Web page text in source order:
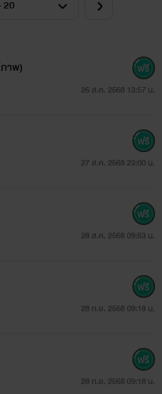
าพ)
26 ส.ค. 2568 13:57 น.
27 ส.ค. 2568 23:00 น.
28 ส.ค. 2568 09:53 น.
28 ก.ย. 2568 09:18 น.
28 ก.ย. 2568 09:18 น.